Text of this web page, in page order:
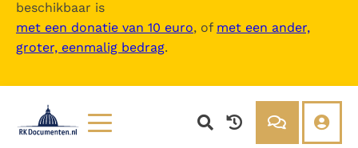
beschikbaar is
met een donatie van 10 euro, of met een ander,
groter, eenmalig bedrag.
uitklappen
- Vetus Testamentum
- Liber Exodus
- Liber Numeri
- Liber Deuteronomii